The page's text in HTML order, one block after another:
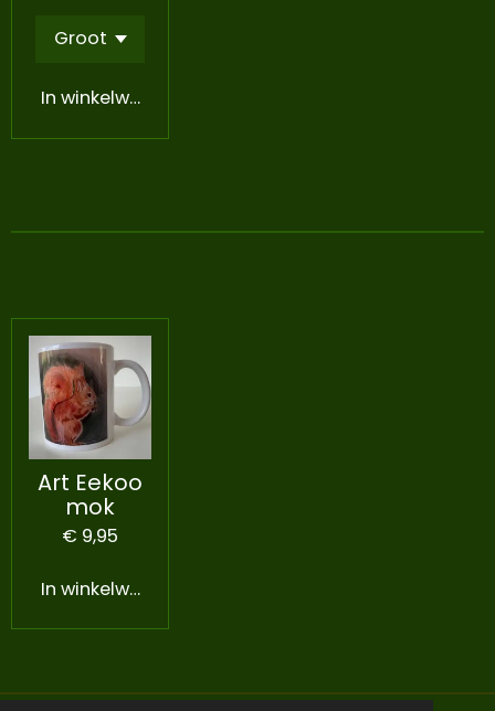
In winkelwagen
Art Eekoo
mok
€ 9,95
In winkelwagen